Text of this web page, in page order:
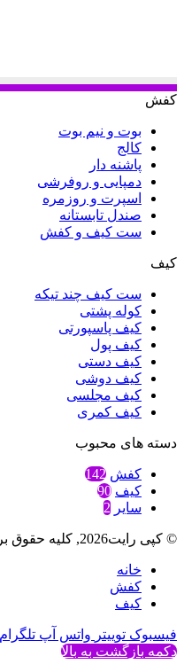
کفش
بوت و نیم بوت
کالج
پاشنه دار
دمپایی و روفرشی
اسپرت و روزمره
صندل تابستانه
ست کیف و کفش
کیف
ست کیف چند تیکه
کوله پشتی
کیف پاسپورتی
کیف پول
کیف دستی
کیف دوشی
کیف مجلسی
کیف کمری
دسته های محبوب
کفش 142
کیف 90
سایر 2
© کپی رایت2026, کلیه حقوق برای شانی لند محفوظ است.
خانه
کفش
کیف
فیسبوک توییتر واتس آپ تلگرام
دکمه بازگشت به بالا